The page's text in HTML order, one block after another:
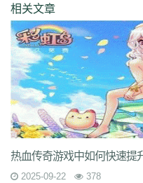
相关文章
2025-09-22 378